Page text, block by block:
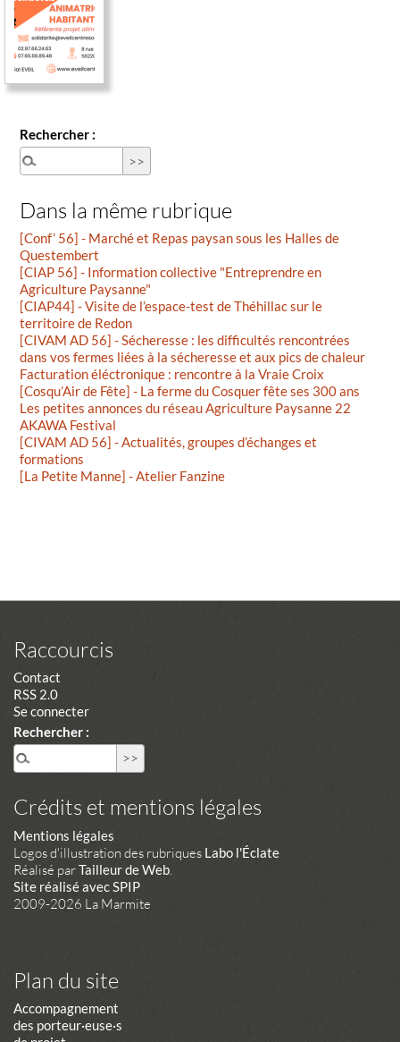
Rechercher :
Dans la même rubrique
[Conf’ 56] - Marché et Repas paysan sous les Halles de
Questembert
[CIAP 56] - Information collective "Entreprendre en
Agriculture Paysanne"
[CIAP44] - Visite de l’espace-test de Théhillac sur le
territoire de Redon
[CIVAM AD 56] - Sécheresse : les difficultés rencontrées
dans vos fermes liées à la sécheresse et aux pics de chaleur
Facturation éléctronique : rencontre à la Vraie Croix
[Cosqu’Air de Fête] - La ferme du Cosquer fête ses 300 ans
Les petites annonces du réseau Agriculture Paysanne 22
AKAWA Festival
[CIVAM AD 56] - Actualités, groupes d’échanges et
formations
[La Petite Manne] - Atelier Fanzine
Raccourcis
Contact
RSS 2.0
Se connecter
Rechercher :
Crédits et mentions légales
Mentions légales
Logos d'illustration des rubriques Labo l'Éclate
Réalisé parTailleur de Web
Site réalisé avec SPIP
2009-2026 La Marmite
Plan du site
Accompagnement
des porteur·euse·s